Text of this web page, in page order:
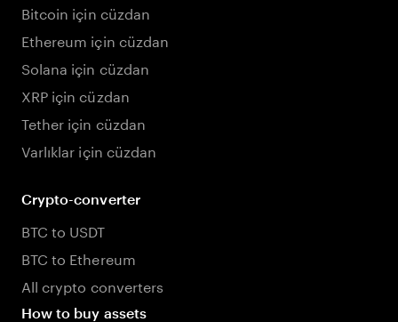
Bitcoin için cüzdan
Ethereum için cüzdan
Solana için cüzdan
XRP için cüzdan
Tether için cüzdan
Varlıklar için cüzdan
Crypto-converter
BTC to USDT
BTC to Ethereum
All crypto converters
How to buy assets